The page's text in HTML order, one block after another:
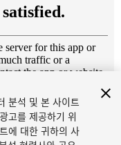
분석 및 본 사이트
고를 제공하기 위
에 대한 귀하의 사